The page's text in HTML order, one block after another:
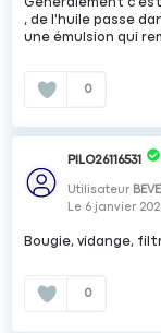
, de l'huile passe
une émulsion qui
0
PILO26116531
Utilisateur
Le 6 janvier
Bougie, vidange,
0